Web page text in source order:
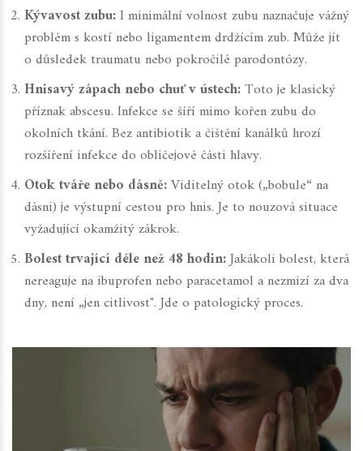
Kývavost zubu:I minimální volnost zubu naznačuje vážný
problém s kostí nebo ligamentem drdžícím zub. Může jít
o důsledek traumatu nebo pokročilé parodontózy.
Hnisavý zápach nebo chuť v ústech:Toto je klasický
příznak abscesu. Infekce se šíří mimo kořen zubu do
okolních tkání. Bez antibiotik a čištění kanálků hrozí
rozšíření infekce do obličejové části hlavy.
Otok tváře nebo dásně:Viditelný otok („bobule“ na
dásni) je výstupní cestou pro hnis. Je to nouzová situace
vyžadující okamžitý zákrok.
Bolest trvající déle než 48 hodin:Jakákoli bolest, která
nereaguje na ibuprofen nebo paracetamol a nezmizí za dva
dny, není „jen citlivost". Jde o patologický proces.